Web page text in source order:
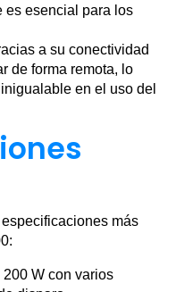
es esencial para los
a su conectividad
de forma remota, lo
en el uso del
más
200 W con varios